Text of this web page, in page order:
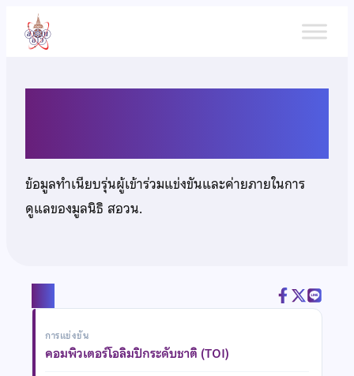
เนื้อหา
ข้อมูลทำเนียบรุ่นผู้เข้าร่วมแข่งขันและค่ายภายในการ
ดูแลของมูลนิธิ สอวน.
การแข่งขัน
คอมพิวเตอร์โอลิมปิกระดับชาติ (TOI)